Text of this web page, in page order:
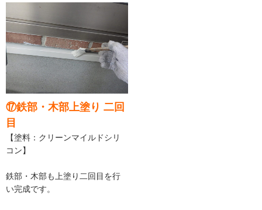
⑰鉄部・木部上塗り 二回
目
【塗料：クリーンマイルドシリ
コン】
鉄部・木部も上塗り二回目を行
い完成です。